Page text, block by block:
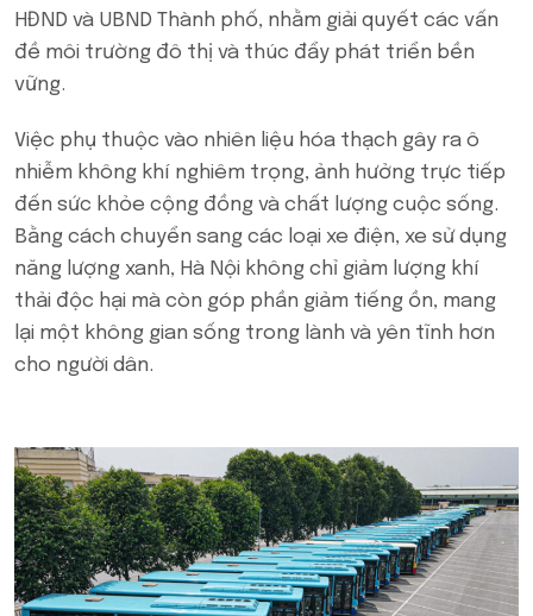
HĐND và UBND Thành phố, nhằm giải quyết các vấn
đề môi trường đô thị và thúc đẩy phát triển bền
vững.
Việc phụ thuộc vào nhiên liệu hóa thạch gây ra ô
nhiễm không khí nghiêm trọng, ảnh hưởng trực tiếp
đến sức khỏe cộng đồng và chất lượng cuộc sống.
Bằng cách chuyển sang các loại xe điện, xe sử dụng
năng lượng xanh, Hà Nội không chỉ giảm lượng khí
thải độc hại mà còn góp phần giảm tiếng ồn, mang
lại một không gian sống trong lành và yên tĩnh hơn
cho người dân.